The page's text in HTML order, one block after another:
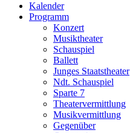
Kalender
Programm
Konzert
Musiktheater
Schauspiel
Ballett
Junges Staatstheater
Ndt. Schauspiel
Sparte 7
Theatervermittlung
Musikvermittlung
Gegenüber